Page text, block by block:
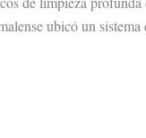
ubicó un